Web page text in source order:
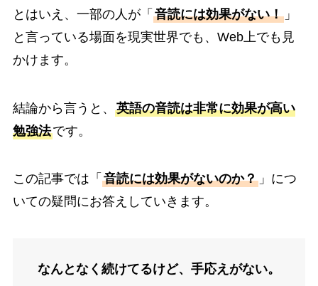
とはいえ、一部の人が「 音読には効果がない！」
と言っている場面を現実世界でも、Web上でも見
かけます。
結論から言うと、 英語の音読は非常に効果が高い
勉強法です。
この記事では「 音読には効果がないのか？」につ
いての疑問にお答えしていきます。
なんとなく続けてるけど、手応えがない。